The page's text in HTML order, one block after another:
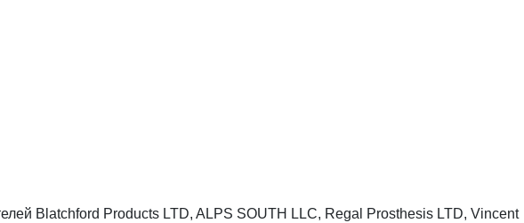
Blatchford Products LTD, ALPS SOUTH LLC, Regal Prosthesis LTD, Vincent